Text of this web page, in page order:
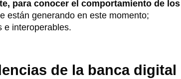
para conocer el comportamiento de los
están generando en este momento;
e interoperables.
de la banca digital